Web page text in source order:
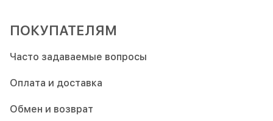
ПОКУПАТЕЛЯМ
Часто задаваемые вопросы
Оплата и доставка
Обмен и возврат